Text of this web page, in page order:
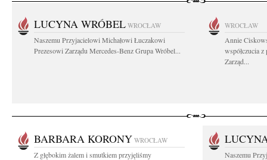
LUCYNA WRÓBEL WROCŁAW
Naszemu Przyjacielowi Michałowi Łuczakowi
Prezesowi Zarządu Mercedes-Benz Grupa Wróbel...
WROCŁAW
Annie
współczucia
Zarząd...
BARBARA KORONY WROCŁAW
Z głębokim żalem i smutkiem przyjęliśmy
Naszemu